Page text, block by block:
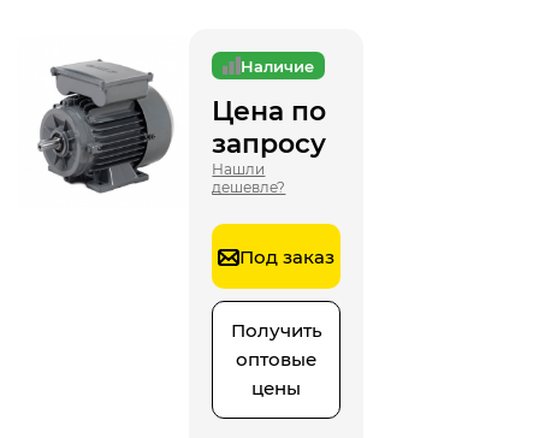
Наличие
Цена по
запросу
Нашли
дешевле?
Под заказ
Получить
оптовые
цены